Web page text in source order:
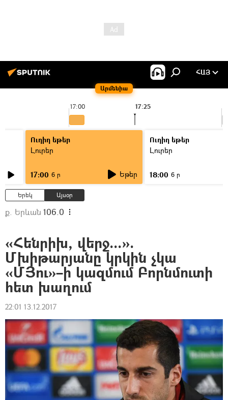
Արմենիա
ՀԱՅ
17:00 17:25
Ուղիղ եթեր
Լուրեր
17:00 6 ր Եթեր
Ուղիղ եթեր
Լուրեր
18:00 6 ր
Երեկ Այսօր
ք. Երևան 106.0
«Հենրիխ, վերջ...».
Մխիթարյանը կրկին չկա
«ՄՅու»–ի կազմում Բորնմուտի
հետ խաղում
22:01 13.12.2017